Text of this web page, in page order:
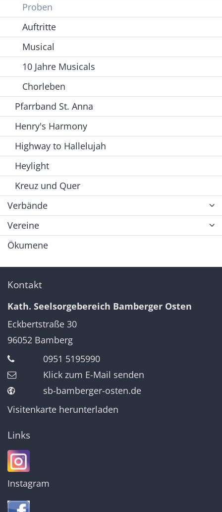
Proben
Auftritte
Musical
10 Jahre Musicals
Chorleben
Pfarrband St. Anna
Henry's Harmony
Highway to Hallelujah
Heylight
Kreuz und Quer
Verbände
Vereine
Ökumene
Kontakt
Kath. Seelsorgebereich Bamberger Osten
Eckbertstraße 30
96052 Bamberg
0951 5195990
Klick zum E-Mail senden
sb-bamberger-osten.de
Visitenkarte herunterladen
Links
Instagram